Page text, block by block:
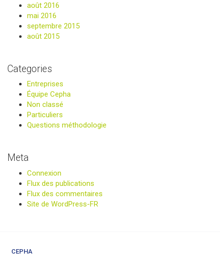
août 2016
mai 2016
septembre 2015
août 2015
Categories
Entreprises
Équipe Cepha
Non classé
Particuliers
Questions méthodologie
Meta
Connexion
Flux des publications
Flux des commentaires
Site de WordPress-FR
CEPHA